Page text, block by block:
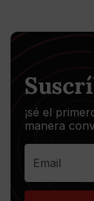
¡sé el
manera